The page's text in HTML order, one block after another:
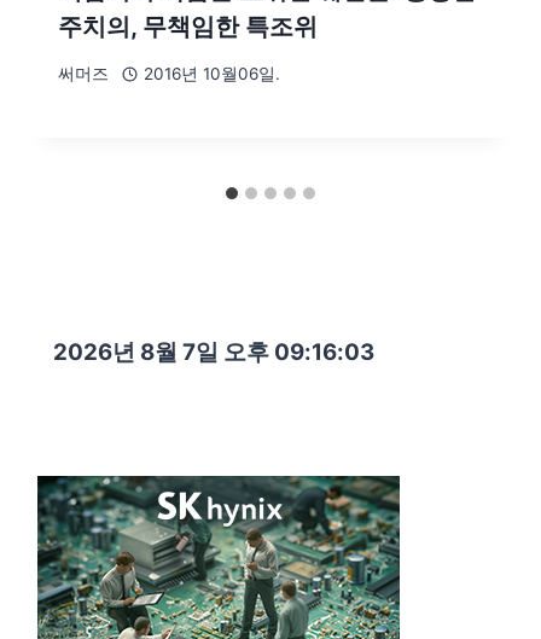
주치의, 무책임한 특조위
써머즈 2016년 10월06일.
2026년 8월 7일 오후 09:16:04